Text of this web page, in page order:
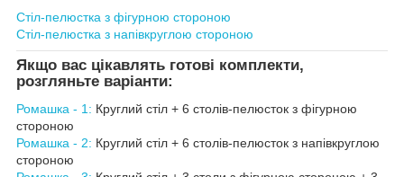
Стіл-пелюстка з фігурною стороною
Стіл-пелюстка з напівкруглою стороною
Якщо вас цікавлять готові комплекти,
розгляньте варіанти:
Ромашка - 1: Круглий стіл + 6 столів-пелюсток з фігурною
стороною
Ромашка - 2: Круглий стіл + 6 столів-пелюсток з напівкруглою
стороною